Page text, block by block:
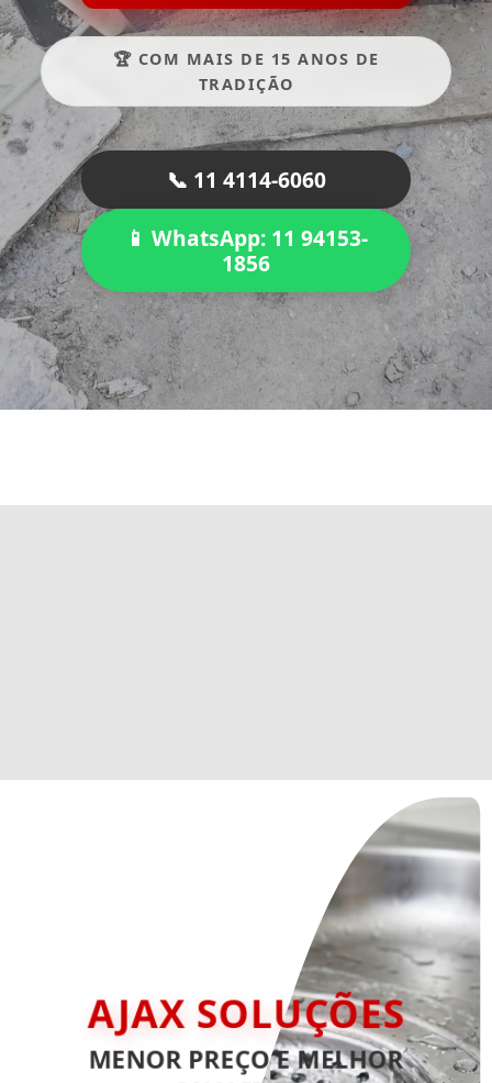
🏆 COM MAIS DE 15 ANOS DE
TRADIÇÃO
📞 11 4114-6060
📱 WhatsApp: 11 94153-
1856
AJAX SOLUÇÕES
MENOR PREÇO E MELHOR